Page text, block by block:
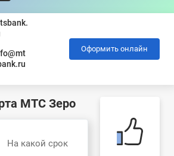
Оформить онлайн
МТС Зеро
На какой срок